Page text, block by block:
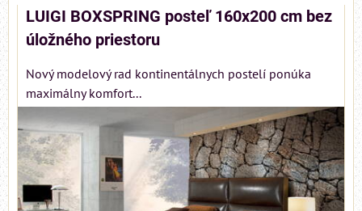
LUIGI BOXSPRING posteľ 160x200 cm bez
úložného priestoru
Nový modelový rad kontinentálnych postelí ponúka
maximálny komfort...